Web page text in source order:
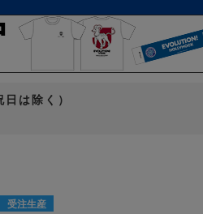
は除く）
受注生産